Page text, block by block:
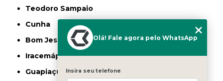
Teodoro Sampaio
Cunha
Bom Jesus dos Perdões
Iracemápolis
Guapiaçu
Olá! Fale agora pelo WhatsApp
Insira seu telefone